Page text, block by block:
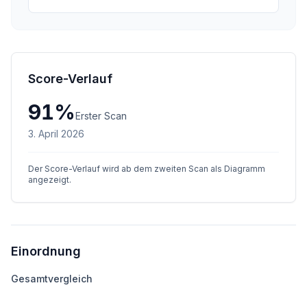
Score-Verlauf
91%Erster Scan
3. April 2026
Der Score-Verlauf wird ab dem zweiten Scan als Diagramm
angezeigt.
Einordnung
Gesamtvergleich